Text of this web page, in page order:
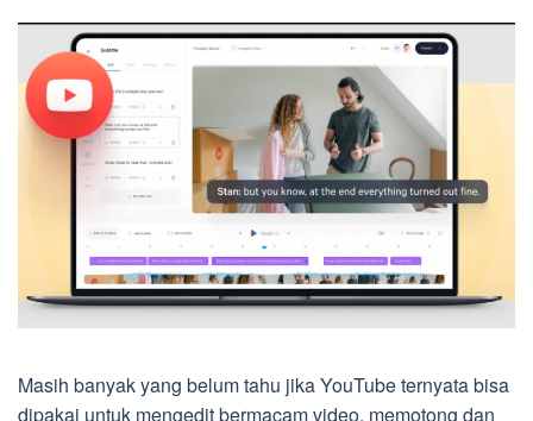
Masih banyak yang belum tahu jika YouTube ternyata bisa
dipakai untuk mengedit bermacam video, memotong dan